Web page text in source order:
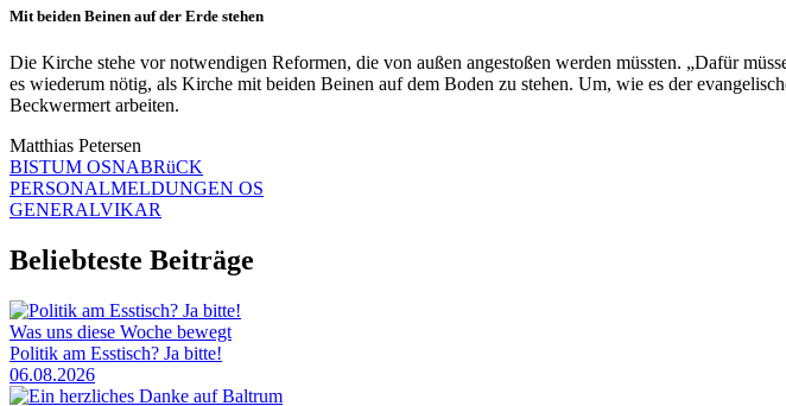
Mit beiden Beinen auf der Erde stehen
Die Kirche stehe vor notwendigen Reformen, die von außen angestoßen werden müssten. „Dafür
es wiederum nötig, als Kirche mit beiden Beinen auf dem Boden zu stehen. Um, wie es der
Beckwermert arbeiten.
Matthias Petersen
BISTUM OSNABRüCK
PERSONALMELDUNGEN OS
GENERALVIKAR
Beliebteste Beiträge
Was uns diese Woche bewegt
Politik am Esstisch? Ja bitte!
06.08.2026